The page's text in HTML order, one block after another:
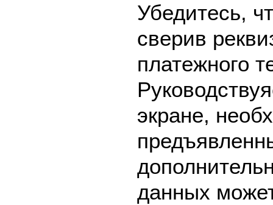
Убедитесь,
сверив
платежного
экране,
данных